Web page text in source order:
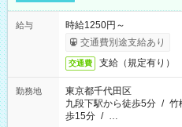
給与
時給1250円～
交通費別途支給あり
交通費 支給（規定有り）
勤務地
東京都千代田区
九段下駅から徒歩5分 / 竹
歩15分 / …